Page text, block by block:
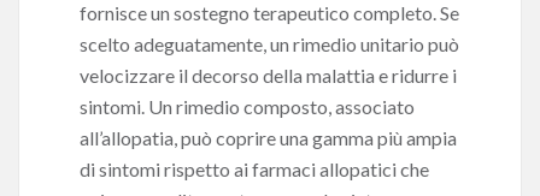
fornisce un sostegno terapeutico completo. Se
scelto adeguatamente, un rimedio unitario può
velocizzare il decorso della malattia e ridurre i
sintomi. Un rimedio composto, associato
all’allopatia, può coprire una gamma più ampia
di sintomi rispetto ai farmaci allopatici che